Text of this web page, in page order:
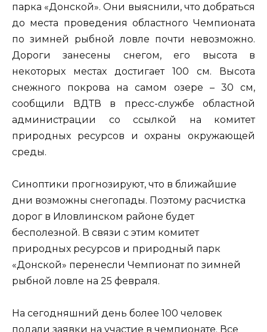
парка «Донской». Они выяснили, что добраться
до места проведения областного Чемпионата
по зимней рыбной ловле почти невозможно.
Дороги занесены снегом, его высота в
некоторых местах достигает 100 см. Высота
снежного покрова на самом озере – 30 см,
сообщили ВДТВ в пресс-службе областной
администрации со ссылкой на комитет
природных ресурсов и охраны окружающей
среды.
Синоптики прогнозируют, что в ближайшие
дни возможны снегопады. Поэтому расчистка
дорог в Иловлинском районе будет
бесполезной. В связи с этим комитет
природных ресурсов и природный парк
«Донской» перенесли Чемпионат по зимней
рыбной ловле на 25 февраля.
На сегодняшний день более 100 человек
подали заявки на участие в чемпионате. Все